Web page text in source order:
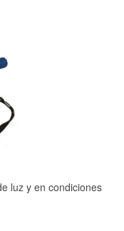
luz y en condiciones